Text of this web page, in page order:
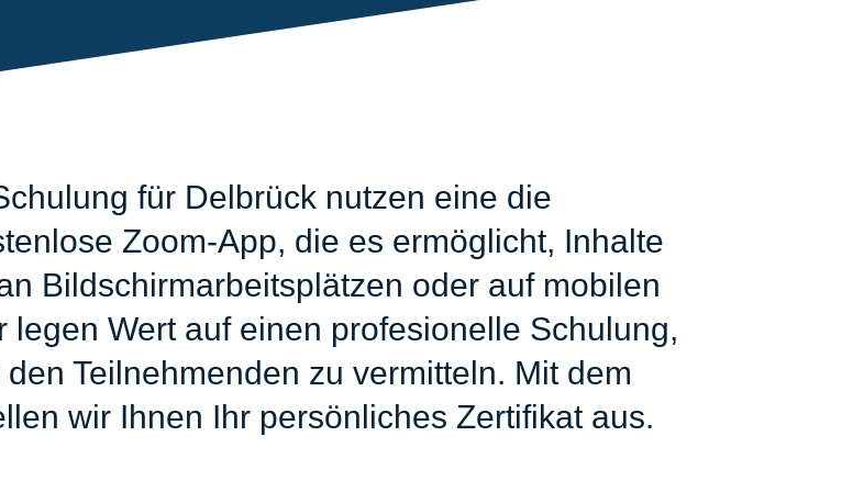
für Delbrück nutzen eine die
Zoom-App, die es ermöglicht, Inhalte
Bildschirmarbeitsplätzen oder auf mobilen
legen Wert auf einen profesionelle Schulung,
Teilnehmenden zu vermitteln. Mit dem
wir Ihnen Ihr persönliches Zertifikat aus.